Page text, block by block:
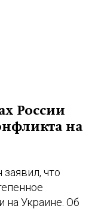
России
на
что
на Украине. Об